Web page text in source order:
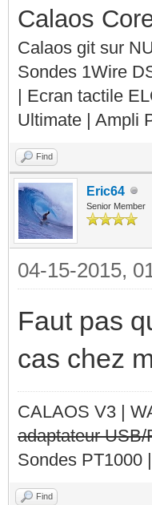
Calaos
Calaos git sur
Sondes 1Wire
| Ecran tactile
Ultimate | Ampli
Find
Eric64
Senior Member
04-15-2015,
Faut pas
cas chez
CALAOS V3 |
adaptateur USB/
Sondes PT1000
Find